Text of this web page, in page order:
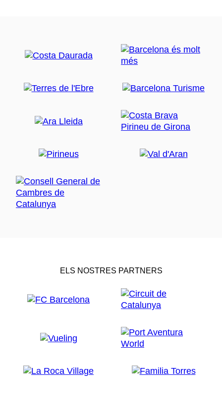
ELS NOSTRES PARTNERS